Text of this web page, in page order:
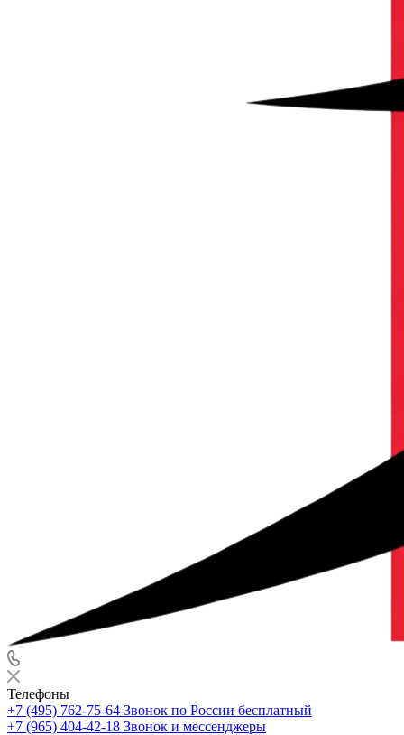
Телефоны
+7 (495) 762-75-64 Звонок по России бесплатный
+7 (965) 404-42-18 Звонок и мессенджеры